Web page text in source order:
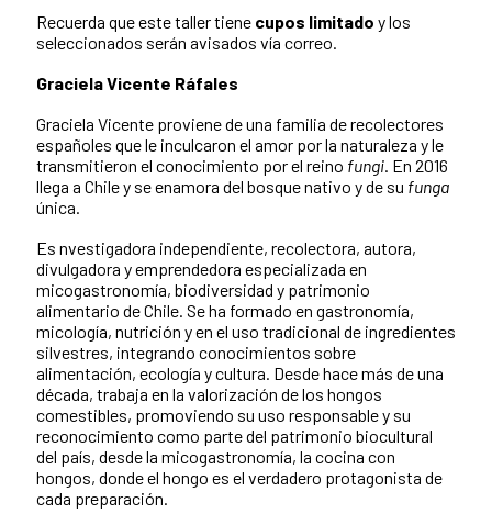
Recuerda que este taller tiene cupos limitado y los
seleccionados serán avisados vía correo.
Graciela Vicente Ráfales
Graciela Vicente proviene deuna familia de recolectores
españoles que le inculcaron el amor por la naturaleza y le
transmitieron el conocimiento por el reino fungi. En 2016
llega a Chile y se enamora del bosque nativo y de su funga
única.
Es nvestigadora independiente, recolectora, autora,
divulgadora y emprendedora especializada en
micogastronomía, biodiversidad y patrimonio
alimentario de Chile. Se ha formado en gastronomía,
micología, nutrición y en el uso tradicional de ingredientes
silvestres, integrando conocimientos sobre
alimentación, ecología y cultura. Desde hace más de una
década, trabaja en la valorización de los hongos
comestibles, promoviendo su uso responsable y su
reconocimiento como parte del patrimonio biocultural
del país, desde la micogastronomía, la cocina con
hongos, donde el hongo es el verdadero protagonista de
cada preparación.